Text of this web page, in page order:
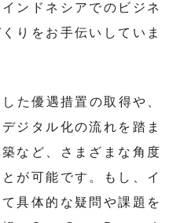
ンドネシアでのビジネ
りをお手伝いしていま
た優遇措置の取得や、
ジタル化の流れを踏ま
など、さまざまな角度
が可能です。もし、イ
具体的な疑問や課題を